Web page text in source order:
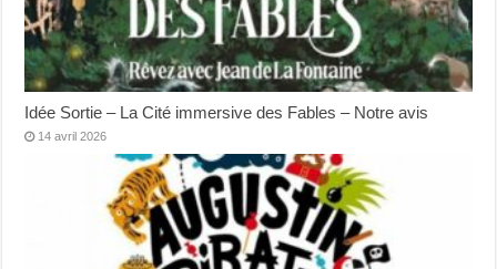
Idée Sortie – La Cité immersive des Fables – Notre avis
14 avril 2026